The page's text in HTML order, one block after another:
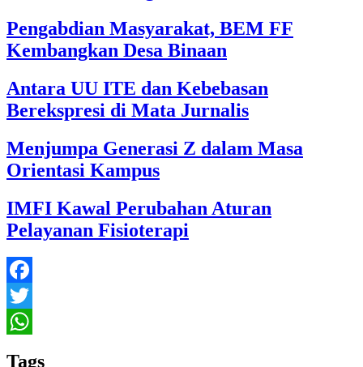
Pengabdian Masyarakat, BEM FF
Kembangkan Desa Binaan
Antara UU ITE dan Kebebasan
Berekspresi di Mata Jurnalis
Menjumpa Generasi Z dalam Masa
Orientasi Kampus
IMFI Kawal Perubahan Aturan
Pelayanan Fisioterapi
Facebook
Twitter
Tags